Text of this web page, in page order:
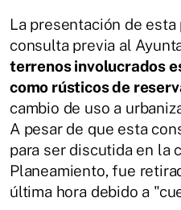
La presentación de
consulta previa al
terrenos involucrados
como rústicos de
cambio de uso a
A pesar de que esta
para ser discutida en la
Planeamiento, fue
última hora debido a